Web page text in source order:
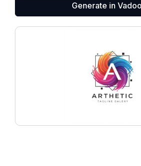
Generate in